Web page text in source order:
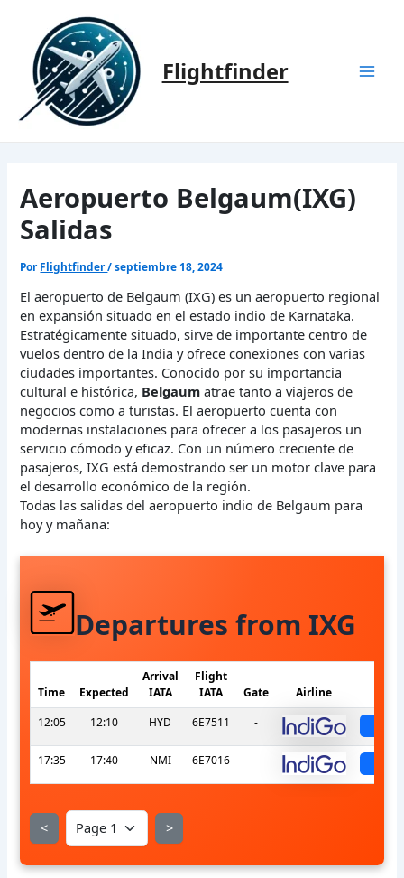
contenido
Flightfinder
Aeropuerto Belgaum(IXG)
Salidas
Por Flightfinder/septiembre 18, 2024
El aeropuerto de Belgaum (IXG) es un aeropuerto regional
en expansión situado en el estado indio de Karnataka.
Estratégicamente situado, sirve de importante centro de
vuelos dentro de la India y ofrece conexiones con varias
ciudades importantes. Conocido por su importancia
cultural e histórica, Belgaum atrae tanto a viajeros de
negocios como a turistas. El aeropuerto cuenta con
modernas instalaciones para ofrecer a los pasajeros un
servicio cómodo y eficaz. Con un número creciente de
pasajeros, IXG está demostrando ser un motor clave para
el desarrollo económico de la región.
Todas las salidas del aeropuerto indio de Belgaum para
hoy y mañana:
Departures from IXG
Time Expected
Arrival
IATA
Flight
IATA
Gate Airline
12:05
12:10 HYD 6E7511 -
17:35 17:40 NMI 6E7016 -
< >